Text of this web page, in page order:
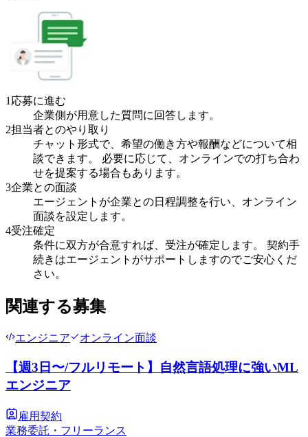
1応募に進む
企業側が用意した質問に回答します。
2担当者とのやり取り
チャット形式で、希望の働き方や報酬などについて相
談できます。 必要に応じて、オンラインでの打ち合わ
せを提案する場合もあります。
3企業との面談
エージェントが企業との日程調整を行い、オンライン
面談を設定します。
4受注確定
条件に双方が合意すれば、受注が確定します。 契約手
続きはエージェントがサポートしますのでご安心くだ
さい。
関連する募集
エンジニア オンライン面談
【週3日〜/フルリモート】自然言語処理に強いML
エンジニア
雇用契約
業務委託・フリーランス